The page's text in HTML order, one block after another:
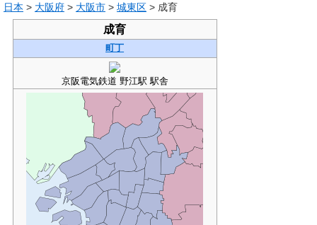
日本 > 大阪府 > 大阪市 > 城東区 > 成育
成育
町丁
京阪電気鉄道 野江駅 駅舎